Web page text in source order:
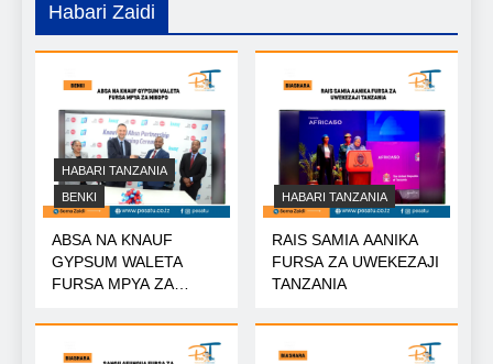
Habari Zaidi
HABARI TANZANIA
BENKI
ABSA NA KNAUF
GYPSUM WALETA
FURSA MPYA ZA
HABARI TANZANIA
RAIS SAMIA AANIKA
FURSA ZA UWEKEZAJI
TANZANIA